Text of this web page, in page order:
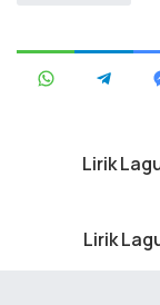
Lirik
Lirik